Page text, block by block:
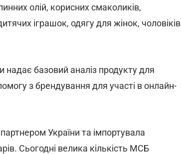
олій, корисних смаколиків,
іграшок, одягу для жінок, чоловіків
базовий аналіз продукту для
з брендування для участі в онлайн-
України та імпортувала
Сьогодні велика кількість МСБ